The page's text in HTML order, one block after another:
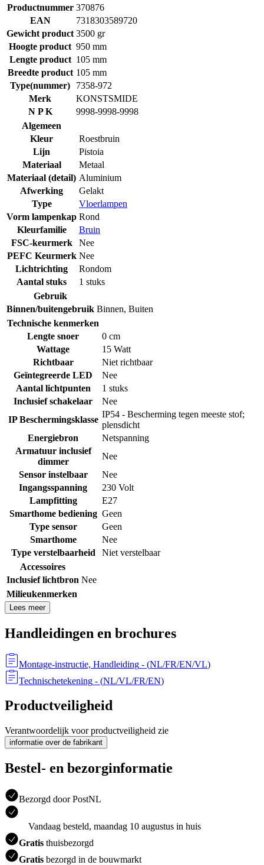
Productnummer 370876
EAN
7318303589720
Gewicht product 3500 gr
Hoogte product 950 mm
Lengte product 105 mm
Breedte product 105 mm
Type(nummer)
7358-972
Merk
KONSTSMIDE
N P K
9998-9998-9998
Algemeen
Kleur
Roestbruin
Lijn
Pistoia
Materiaal
Metaal
Materiaal (detail) Aluminium
Afwerking
Gelakt
Type
Vloerlampen
Vorm lampenkap Rond
Kleurfamilie
Bruin
FSC-keurmerk
Nee
PEFC Keurmerk Nee
Lichtrichting
Rondom
Aantal stuks
1 stuks
Gebruik
Binnen/buitengebruik Binnen, Buiten
Technische kenmerken
Lengte snoer
0 cm
Wattage
15 Watt
Richtbaar
Niet richtbaar
Geïntegreerde LED
Nee
Aantal lichtpunten
1 stuks
Inclusief schakelaar
Nee
IP Beschermingsklasse
IP54 - Bescherming tegen meeste stof;
plensdicht
Energiebron
Netspanning
Armatuur inclusief
dimmer
Nee
Sensor instelbaar
Nee
Ingangsspanning
230 Volt
Lampfitting
E27
Smarthome bediening Geen
Type sensor
Geen
Smarthome
Nee
Type verstelbaarheid
Niet verstelbaar
Accessoires
Inclusief lichtbron Nee
Milieukenmerken
Lees meer
Handleidingen en brochures
Montage-instructie, Handleiding - (NL/FR/EN/VL)
Technischetekening - (NL/VL/FR/EN)
Productveiligheid
Verantwoordelijk voor productveiligheid zie
informatie over de fabrikant
Bestel- en bezorginformatie
Bezorgd door PostNL
Vandaag besteld, maandag 10 augustus in huis
Gratis thuisbezorgd
Gratis bezorgd in de bouwmarkt